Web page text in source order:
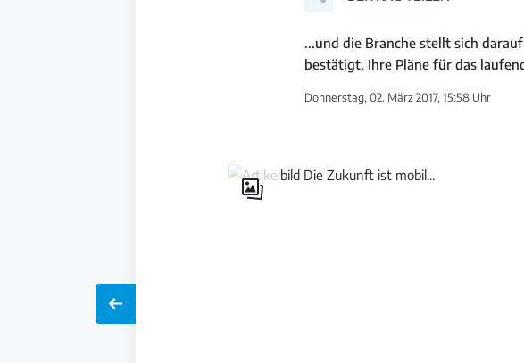
...und die Branche stellt sich
bestätigt. Ihre Pläne für das
Donnerstag, 02. März 2017, 15:58 Uhr
Galerie
öffnen